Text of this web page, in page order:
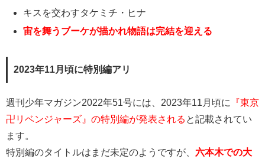
キスを交わすタケミチ・ヒナ
宙を舞うブーケが描かれ物語は完結を迎える
2023年11月頃に特別編アリ
週刊少年マガジン2022年51号には、2023年11月頃に
『東京
卍リベンジャーズ』の特別編が発表される と記載されてい
ます。
特別編のタイトルはまだ未定のようですが、 六本木での大